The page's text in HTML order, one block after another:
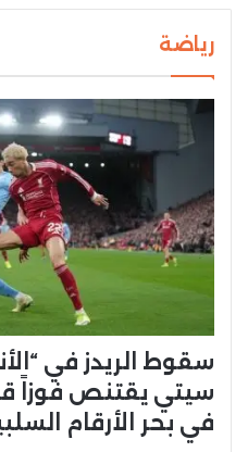
رياضة
سقوط الريدز في
سيتي يقتنص فوزاً
في بحر الأرقام